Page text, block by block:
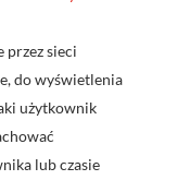
przez sieci
do wyświetlenia
użytkownik
lub czasie